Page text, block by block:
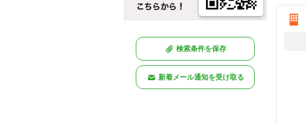
検索条件を保存
新着メール通知を受け取る